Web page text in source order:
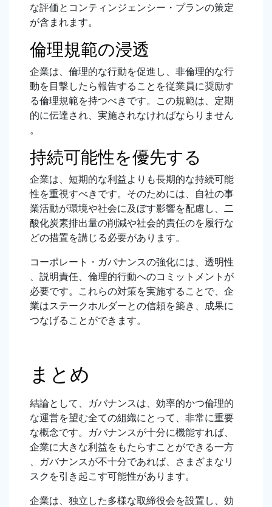
な評価とコンティンジェンシー・プランの策定
が含まれます。
倫理規範の浸透
企業は、倫理的な行動を促進し、非倫理的な行
動を目撃したら報告することを従業員に奨励す
る倫理規範を持つべきです。この規範は、定期
的に伝達され、実施されなければならりません
。
持続可能性を優先する
企業は、短期的な利益よりも長期的な持続可能
性を重視すべきです。そのためには、自社の事
業活動が環境や社会に及ぼす影響を配慮し、二
酸化炭素排出量の削減や社会的責任のを履行な
どの措置を講じる必要があります。
コーポレート・ガバナンスの強化には、透明性
、説明責任、倫理的行動へのコミットメントが
必要です。これらの対策を実施することで、企
業はステークホルダーとの信頼を築き、成果に
つなげることができます。
まとめ
結論として、ガバナンスは、効率的かつ倫理的
な運営を望む全ての組織にとって、非常に重要
な概念です。ガバナンスが十分に機能すれば、
企業に大きな利益をもたらすことができる一方
、ガバナンスが不十分であれば、さまざまなリ
スクを引き起こす可能性があります。
企業は、独立した多様な取締役会を設置し、効